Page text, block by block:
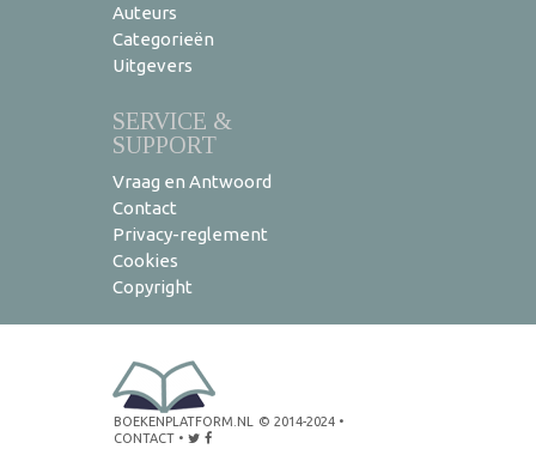
Auteurs
Categorieën
Uitgevers
SERVICE &
SUPPORT
Vraag en Antwoord
Contact
Privacy-reglement
Cookies
Copyright
BOEKENPLATFORM.NL © 2014-2024 •
CONTACT •